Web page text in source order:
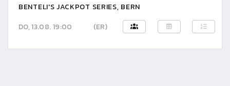
BENTELI'S JACKPOT SERIES, BERN
DO, 13.08. 19:00
(ER)